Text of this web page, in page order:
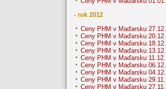
- rok 2012
Ceny PHM v Maďarsku 27.12.
Ceny PHM v Maďarsku 20.12.
Ceny PHM v Maďarsku 18.12.
Ceny PHM v Maďarsku 13.12.
Ceny PHM v Maďarsku 11.12.
Ceny PHM v Maďarsku 06.12.
Ceny PHM v Maďarsku 04.12.
Ceny PHM v Maďarsku 29.11.
Ceny PHM v Maďarsku 27.11.